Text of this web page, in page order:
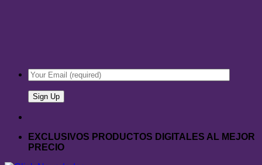
EXCLUSIVOS PRODUCTOS DIGITALES AL MEJOR
PRECIO